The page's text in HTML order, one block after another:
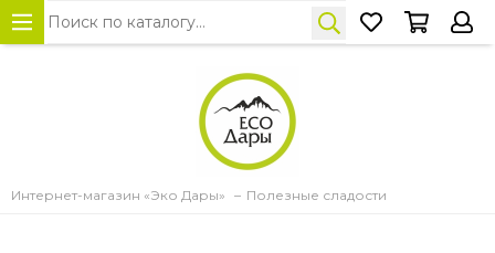
Интернет-магазин «Эко Дары» Полезные сладости